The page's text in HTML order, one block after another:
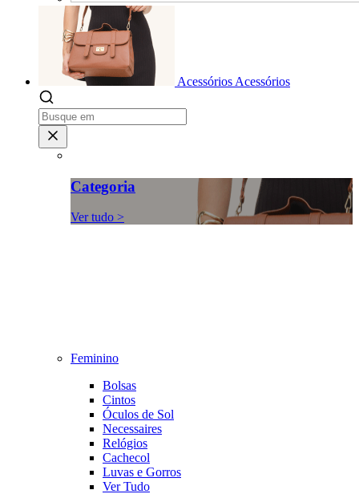
Acessórios Acessórios
Categoria
Ver tudo >
Feminino
Bolsas
Cintos
Óculos de Sol
Necessaires
Relógios
Cachecol
Luvas e Gorros
Ver Tudo